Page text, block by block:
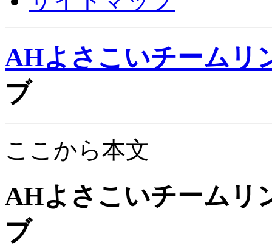
AHよさこいチームリ
ブ
ここから本文
AHよさこいチームリ
ブ